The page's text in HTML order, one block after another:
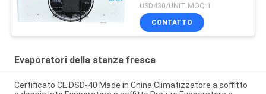
USD430/UNIT MOQ:1
CONTATTO
Evaporatori della stanza fresca
Certificato CE DSD-40 Made in China Climatizzatore a soffitto